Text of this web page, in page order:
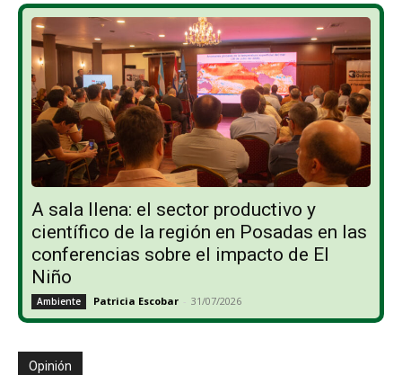
A sala llena: el sector productivo y
científico de la región en Posadas en las
conferencias sobre el impacto de El
Niño
Ambiente Patricia Escobar - 31/07/2026
Opinión